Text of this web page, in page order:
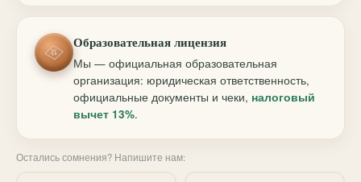
Образовательная лицензия
Мы — официальная образовательная
организация: юридическая ответственность,
официальные документы и чеки, налоговый
вычет 13%.
Остались сомнения? Напишите нам: